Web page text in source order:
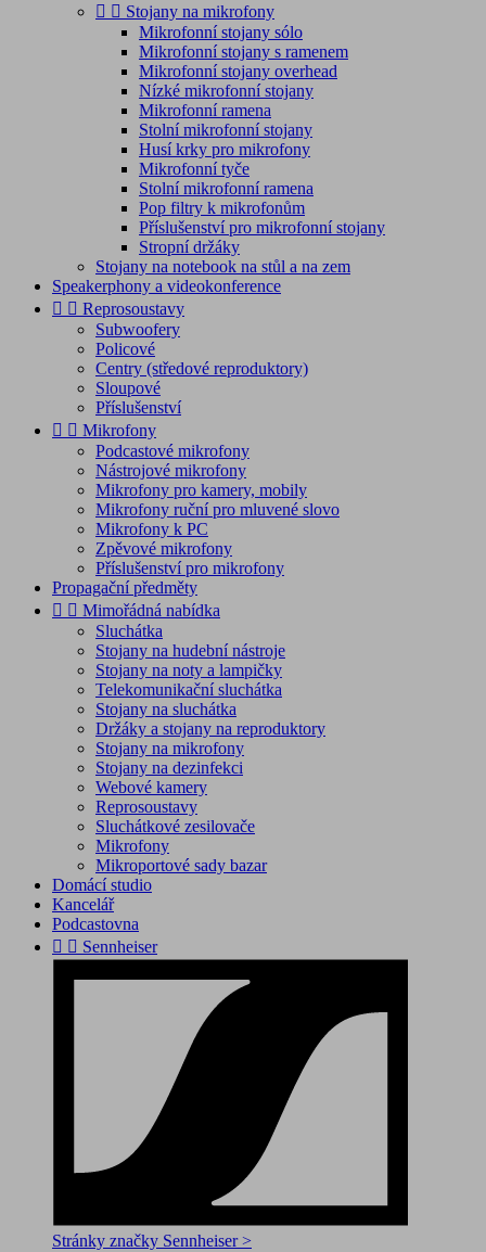
  Stojany na mikrofony
Mikrofonní stojany sólo
Mikrofonní stojany s ramenem
Mikrofonní stojany overhead
Nízké mikrofonní stojany
Mikrofonní ramena
Stolní mikrofonní stojany
Husí krky pro mikrofony
Mikrofonní tyče
Stolní mikrofonní ramena
Pop filtry k mikrofonům
Příslušenství pro mikrofonní stojany
Stropní držáky
Stojany na notebook na stůl a na zem
Speakerphony a videokonference
  Reprosoustavy
Subwoofery
Policové
Centry (středové reproduktory)
Sloupové
Příslušenství
  Mikrofony
Podcastové mikrofony
Nástrojové mikrofony
Mikrofony pro kamery, mobily
Mikrofony ruční pro mluvené slovo
Mikrofony k PC
Zpěvové mikrofony
Příslušenství pro mikrofony
Propagační předměty
  Mimořádná nabídka
Sluchátka
Stojany na hudební nástroje
Stojany na noty a lampičky
Telekomunikační sluchátka
Stojany na sluchátka
Držáky a stojany na reproduktory
Stojany na mikrofony
Stojany na dezinfekci
Webové kamery
Reprosoustavy
Sluchátkové zesilovače
Mikrofony
Mikroportové sady bazar
Domácí studio
Kancelář
Podcastovna
  Sennheiser
Stránky značky Sennheiser >